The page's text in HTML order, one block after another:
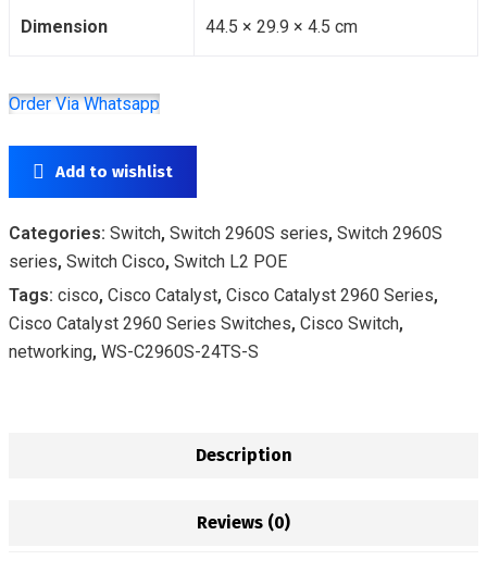
Dimension 44.5 × 29.9 × 4.5 cm
Order Via Whatsapp
Add to wishlist
Categories: Switch, Switch 2960S series, Switch 2960S
series, Switch Cisco, Switch L2 POE
Tags: cisco, Cisco Catalyst, Cisco Catalyst 2960 Series,
Cisco Catalyst 2960 Series Switches, Cisco Switch,
networking, WS-C2960S-24TS-S
Description
Reviews (0)